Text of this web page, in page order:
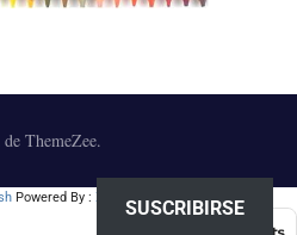
ThemeZee.
Powered By : XYZScripts.com
SUSCRIBIRSE